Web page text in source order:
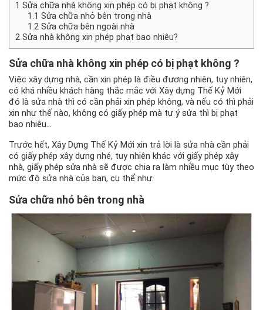
1 Sửa chữa nhà không xin phép có bị phạt không ?
1.1 Sửa chữa nhỏ bên trong nhà
1.2 Sửa chữa bên ngoài nhà
2 Sửa nhà không xin phép phạt bao nhiêu?
Sửa chữa nhà không xin phép có bị phạt không ?
Việc xây dựng nhà, cần xin phép là điều đương nhiên, tuy nhiên,
có khá nhiều khách hàng thắc mắc với Xây dựng Thế Kỷ Mới
đó là sửa nhà thì có cần phải xin phép không, và nếu có thì phải
xin như thế nào, không có giấy phép mà tự ý sửa thì bị phạt
bao nhiêu…
Trước hết, Xây Dựng Thế Kỷ Mới xin trả lời là sửa nhà cần phải
có giấy phép xây dựng nhé, tuy nhiên khác với giấy phép xây
nhà, giấy phép sửa nhà sẽ được chia ra làm nhiều mục tùy theo
mức độ sửa nhà của bạn, cụ thể như:
Sửa chữa nhỏ bên trong nhà